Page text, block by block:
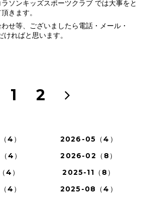
ソンキッズスポーツクラブ では大事をと
きます。
せ等、ございましたら電話・メール・
ればと思います。
1 2
4）
2026-05（4）
4）
2026-02（8）
4）
2025-11（8）
4）
2025-08（4）